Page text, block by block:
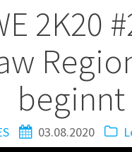
2K20
beginnt
03.08.2020